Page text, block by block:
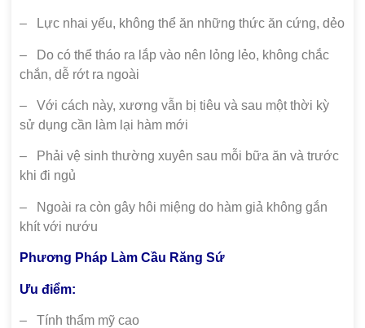
– Lực nhai yếu, không thể ăn những thức ăn cứng, dẻo
– Do có thể tháo ra lắp vào nên lỏng lẻo, không chắc
chắn, dễ rớt ra ngoài
– Với cách này, xương vẫn bị tiêu và sau một thời kỳ
sử dụng cần làm lại hàm mới
– Phải vệ sinh thường xuyên sau mỗi bữa ăn và trước
khi đi ngủ
– Ngoài ra còn gây hôi miệng do hàm giả không gắn
khít với nướu
Phương Pháp Làm Cầu Răng Sứ
Ưu điểm:
– Tính thẩm mỹ cao